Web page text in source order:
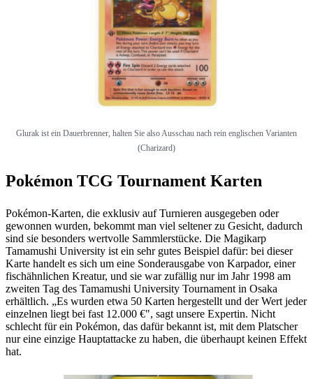
Glurak ist ein Dauerbrenner, halten Sie also Ausschau nach rein englischen Varianten
(Charizard)
Pokémon TCG Tournament Karten
Pokémon-Karten, die exklusiv auf Turnieren ausgegeben oder
gewonnen wurden, bekommt man viel seltener zu Gesicht, dadurch
sind sie besonders wertvolle Sammlerstücke. Die Magikarp
Tamamushi University ist ein sehr gutes Beispiel dafür: bei dieser
Karte handelt es sich um eine Sonderausgabe von Karpador, einer
fischähnlichen Kreatur, und sie war zufällig nur im Jahr 1998 am
zweiten Tag des Tamamushi University Tournament in Osaka
erhältlich. „Es wurden etwa 50 Karten hergestellt und der Wert jeder
einzelnen liegt bei fast 12.000 €", sagt unsere Expertin. Nicht
schlecht für ein Pokémon, das dafür bekannt ist, mit dem Platscher
nur eine einzige Hauptattacke zu haben, die überhaupt keinen Effekt
hat.